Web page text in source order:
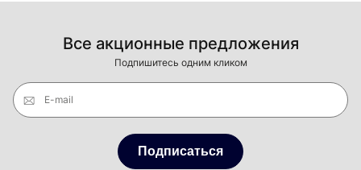
Все акционные предложения
Подпишитесь одним кликом
E-mail
Подписаться